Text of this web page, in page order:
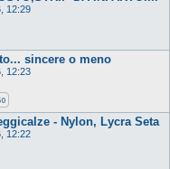
12:29
sincere o meno
12:23
- Nylon, Lycra Seta
12:22